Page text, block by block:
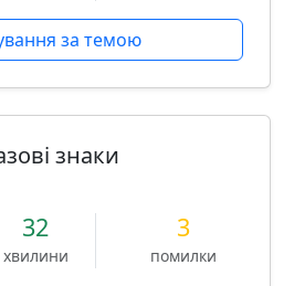
за темою
знаки
32
хвилини
3
помилки